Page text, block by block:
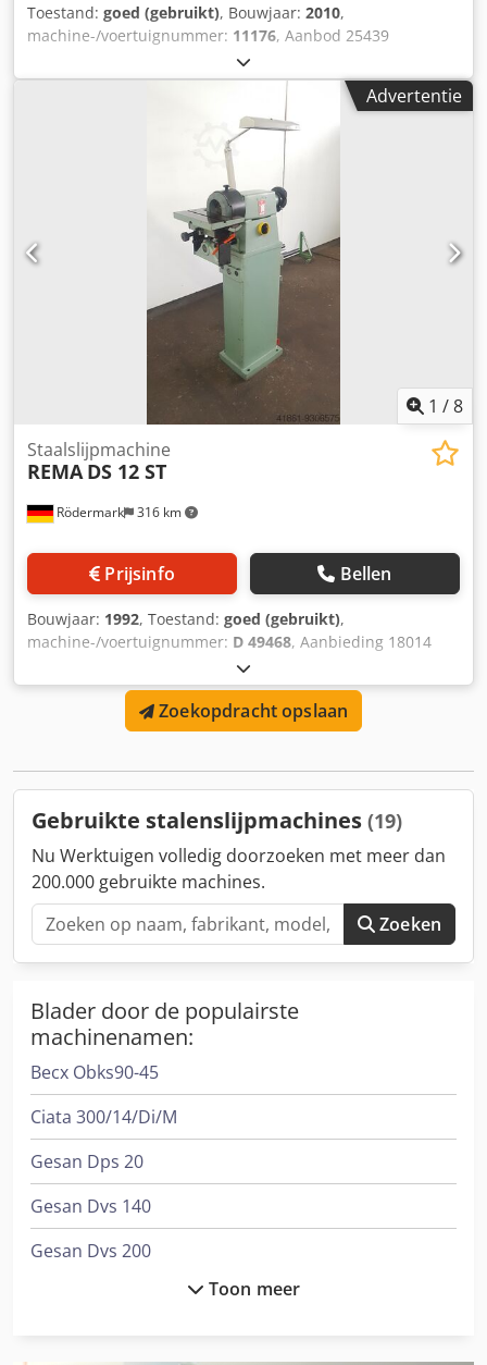
Toestand: goed (gebruikt), Bouwjaar: 2010,
machine-/voertuignummer: 11176, Aanbod 25439
Dcodjyapx Ujpfx Adlek Technische gegevens: -
Schuurmiddeldiameter: 150 mm - Zwenkkop – slijpeenheid
draaibaar en zwenkbaar aan de zwenkarm - Stoflade -
Schijfsnelheid traploos regelbaar - Tafelafmetingen: 1400 x
980 mm - Tafelhoogte ca. 870 mm - Aandrijving: 400 V /
0,75 kW - Pneumatische aansluiting: 6 bar - Benodigde
ruimte ca.: B 1700 x H 1700 x D 1300 mm - Gewicht ca. 400
Advertentie
1 /8
Rödermark 316 km
Staalslijpmachine
REMA DS 12 ST
Prijsinfo Bellen
Bouwjaar: 1992, Toestand: goed (gebruikt),
machine-/voertuignummer: D 49468, Aanbieding 18014
Technische gegevens: - Diameter slijpschijf ca. 125 mm - 2
wielsnelheden 1450 / 2200 rpm Dodok Rartopfx Adleck -
rechtsom, - linksom draaiend - neigbare vaste steuntafel
ATF 340 x 150 mm - steuntafel neigbaar -5° tot +15 -
Zoekopdracht opslaan
Gebruikte stalenslijpmachines (19)
Nu Werktuigen volledig doorzoeken met meer dan
200.000 gebruikte machines.
Zoeken
Blader door de populairste
machinenamen:
Becx Obks90-45
Ciata 300/14/Di/M
Gesan Dps 20
Gesan Dvs 140
Gesan Dvs 200
Toon meer